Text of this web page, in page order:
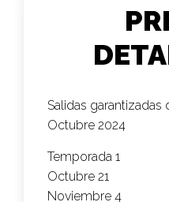
Salidas garantizadas
Octubre 2024
Temporada 1
Octubre 21
Noviembre 4